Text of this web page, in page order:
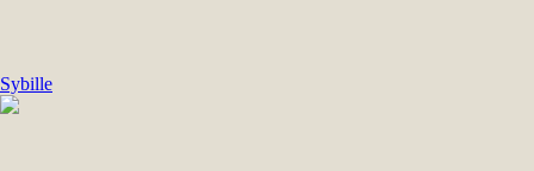
Sybille